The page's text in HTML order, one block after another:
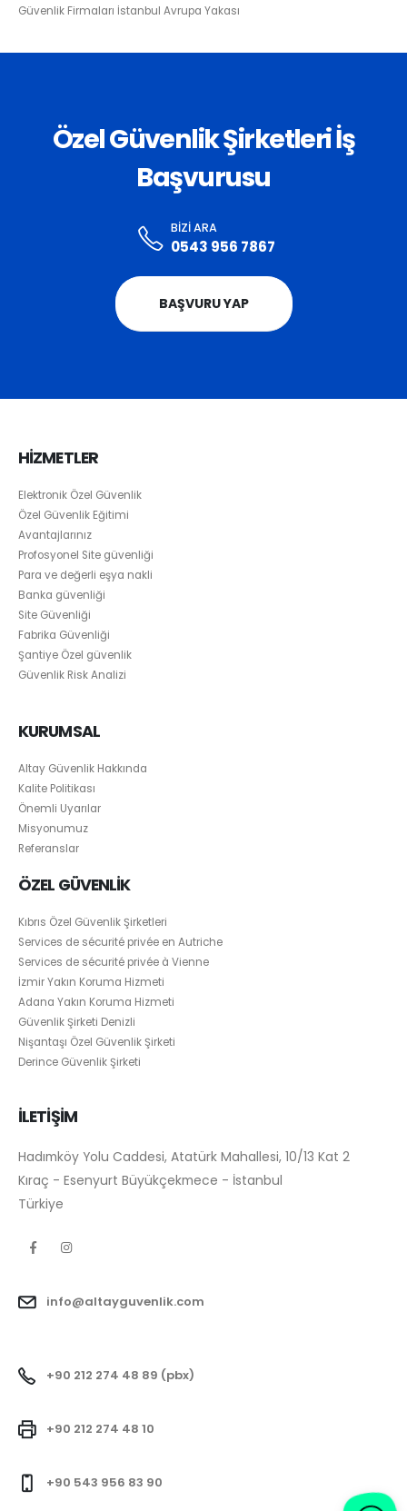
Güvenlik Firmaları İstanbul Avrupa Yakası
Özel Güvenlik Şirketleri İş
Başvurusu
BIZI ARA
0543 956 7867
BAŞVURU YAP
HİZMETLER
Elektronik Özel Güvenlik
Özel Güvenlik Eğitimi
Avantajlarınız
Profosyonel Site güvenliği
Para ve değerli eşya nakli
Banka güvenliği
Site Güvenliği
Fabrika Güvenliği
Şantiye Özel güvenlik
Güvenlik Risk Analizi
KURUMSAL
Altay Güvenlik Hakkında
Kalite Politikası
Önemli Uyarılar
Misyonumuz
Referanslar
ÖZEL GÜVENLİK
Kıbrıs Özel Güvenlik Şirketleri
Services de sécurité privée en Autriche
Services de sécurité privée à Vienne
İzmir Yakın Koruma Hizmeti
Adana Yakın Koruma Hizmeti
Güvenlik Şirketi Denizli
Nişantaşı Özel Güvenlik Şirketi
Derince Güvenlik Şirketi
İLETİŞİM
Hadımköy Yolu Caddesi, Atatürk Mahallesi, 10/13 Kat 2
Kıraç - Esenyurt Büyükçekmece - İstanbul
Türkiye
info@altayguvenlik.com
+90 212 274 48 89 (pbx)
+90 212 274 48 10
+90 543 956 83 90